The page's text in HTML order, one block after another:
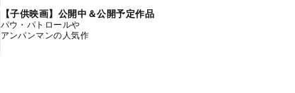
【子供映画】公開中＆公開予定作品
パウ・パトロールや
アンパンマンの人気作